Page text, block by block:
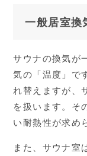
一般居室換
サウナの換気が
気の「温度」で
れ替えますが、
を扱います。そ
い耐熱性が求め
また、サウナ室